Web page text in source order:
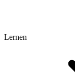
Lernen